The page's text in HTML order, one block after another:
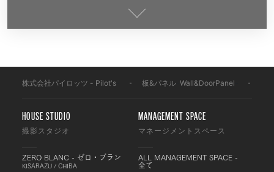
株式会社パイロッツ - Pilot's 板&パネル Wall&DoorPanel
HOUSE STUDIO
撮影スタジオ
ZERO BLANC - ゼロ・ブラン
KISARAZU / CHIBA
MANAGEMENT SPACE
マネージメントスペース
ALL MANAGEMENT SPACE -
全て